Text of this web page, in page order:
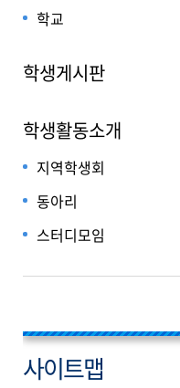
학교
학생게시판
학생활동소개
지역학생회
동아리
스터디모임
사이트맵